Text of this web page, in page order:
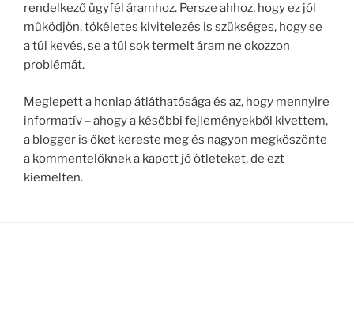
rendelkező ügyfél áramhoz. Persze ahhoz, hogy ez jól
működjön, tökéletes kivitelezés is szükséges, hogy se
a túl kevés, se a túl sok termelt áram ne okozzon
problémát.
Meglepett a honlap átláthatósága és az, hogy mennyire
informatív – ahogy a későbbi fejleményekből kivettem,
a blogger is őket kereste meg és nagyon megköszönte
a kommentelőknek a kapott jó ötleteket, de ezt
kiemelten.